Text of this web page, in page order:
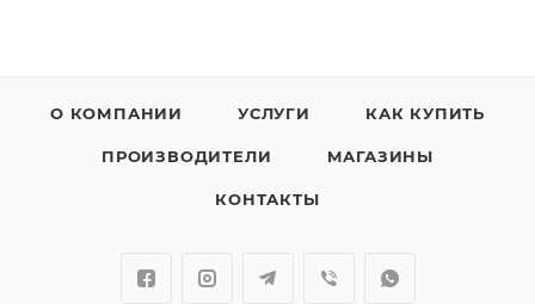
О КОМПАНИИ УСЛУГИ КАК КУПИТЬ
ПРОИЗВОДИТЕЛИ МАГАЗИНЫ
КОНТАКТЫ